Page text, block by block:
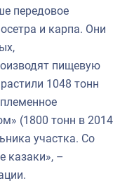
передовое
и карпа. Они
пищевую
1048 тонн
(1800 тонн в 2014
участка. Со
казаки», –